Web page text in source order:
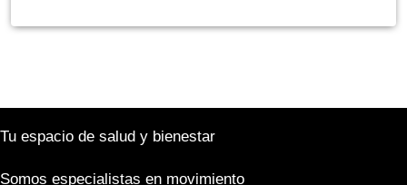
Tu espacio de salud y bienestar
Somos especialistas en movimiento